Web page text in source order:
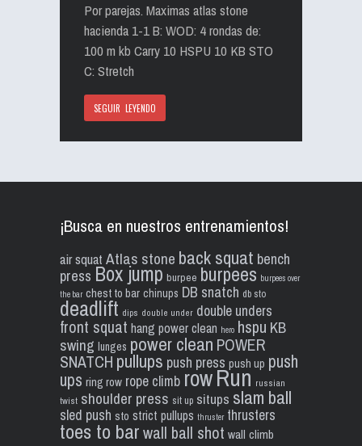
Por parejas. Maximas atlas stone
hacienda 1-1 B: WOD: 4 rondas de:
100 m kb Carry 10 HSPU 10 KB STO
C: Stretch
SEGUIR LEYENDO
¡Busca en nuestros entrenamientos!
air squat Atlas stone back squat bench
press Box jump burpee burpees burpees over
the bar chest to bar chinups DB snatch db sto
deadlift dips double under double unders
front squat hang power clean hero hspu KB
swing lunges power clean POWER
SNATCH pullups push press push up push
ups ring row rope climb rowRun russian
twist shoulder press sit up situps slam ball
sled push sto strict pullups thruster thrusters
toes to barwall ball shot wall climb